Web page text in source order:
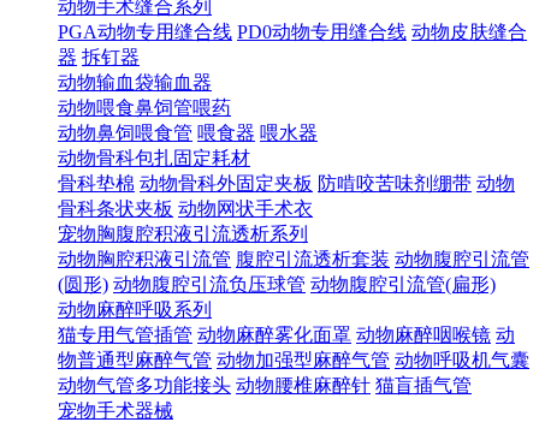
动物手术缝合系列
PGA动物专用缝合线 PD0动物专用缝合线 动物皮肤缝合
器 拆钉器
动物输血袋输血器
动物喂食鼻饲管喂药
动物鼻饲喂食管 喂食器 喂水器
动物骨科包扎固定耗材
骨科垫棉 动物骨科外固定夹板 防啃咬苦味剂绷带 动物
骨科条状夹板 动物网状手术衣
宠物胸腹腔积液引流透析系列
动物胸腔积液引流管 腹腔引流透析套装 动物腹腔引流管
(圆形) 动物腹腔引流负压球管 动物腹腔引流管(扁形)
动物麻醉呼吸系列
猫专用气管插管 动物麻醉雾化面罩 动物麻醉咽喉镜 动
物普通型麻醉气管 动物加强型麻醉气管 动物呼吸机气囊
动物气管多功能接头 动物腰椎麻醉针 猫盲插气管
宠物手术器械